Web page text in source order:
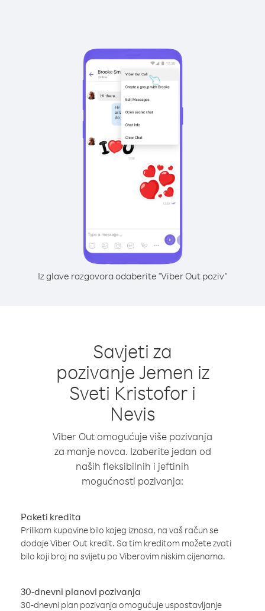
Iz glave razgovora odaberite "Viber Out poziv"
Savjeti za
pozivanje Jemen iz
Sveti Kristofor i
Nevis
Viber Out omogućuje više pozivanja
za manje novca. Izaberite jedan od
naših fleksibilnih i jeftinih
mogućnosti pozivanja:
Paketi kredita
Prilikom kupovine bilo kojeg iznosa, na vaš račun se
dodaje Viber Out kredit. Sa tim kreditom možete zvati
bilo koji broj na svijetu po Viberovim niskim cijenama.
30-dnevni planovi pozivanja
30-dnevni plan pozivanja omogućuje uspostavljanje